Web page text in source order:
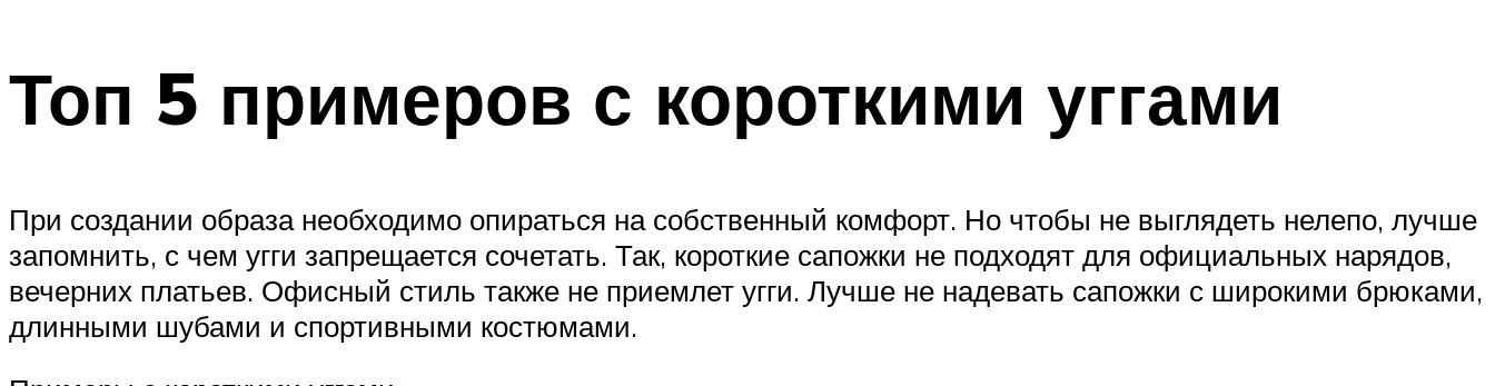
Топ 5 примеров с короткими уггами
При создании образа необходимо опираться на собственный комфорт. Но чтобы не выглядеть нелепо, лучше
запомнить, с чем угги запрещается сочетать. Так, короткие сапожки не подходят для официальных нарядов,
вечерних платьев. Офисный стиль также не приемлет угги. Лучше не надевать сапожки с широкими брюками,
длинными шубами и спортивными костюмами.